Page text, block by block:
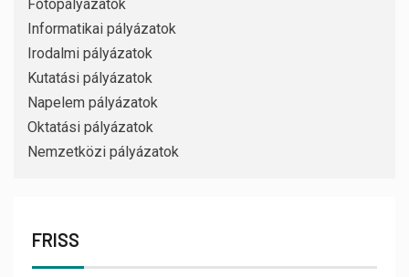
Fotópályázatok
Informatikai pályázatok
Irodalmi pályázatok
Kutatási pályázatok
Napelem pályázatok
Oktatási pályázatok
Nemzetközi pályázatok
FRISS